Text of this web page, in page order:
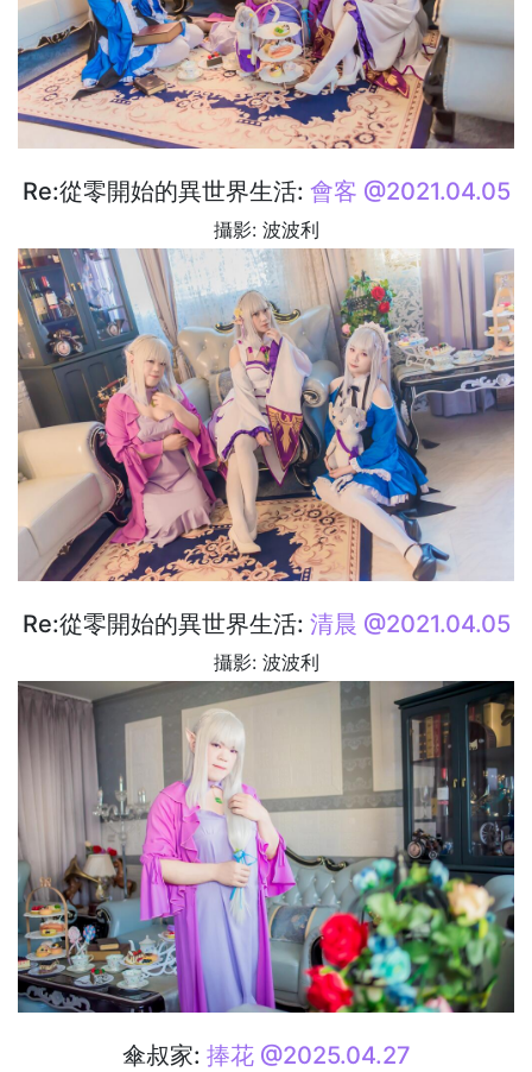
Re:從零開始的異世界生活: 會客 @2021.04.05
攝影: 波波利
Re:從零開始的異世界生活: 清晨 @2021.04.05
攝影: 波波利
傘叔家: 捧花 @2025.04.27